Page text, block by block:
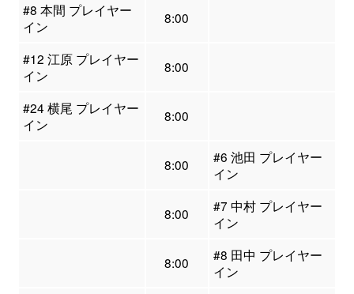
#8 本間 プレイヤー
イン
8:00
#12 江原 プレイヤー
イン
8:00
#24 横尾 プレイヤー
イン
8:00
8:00
#6 池田 プレイヤー
イン
8:00
#7 中村 プレイヤー
イン
8:00
#8 田中 プレイヤー
イン